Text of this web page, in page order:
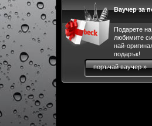
Ваучер за
Подарете на
любимите
най-
подарък!
поръчай ваучер »